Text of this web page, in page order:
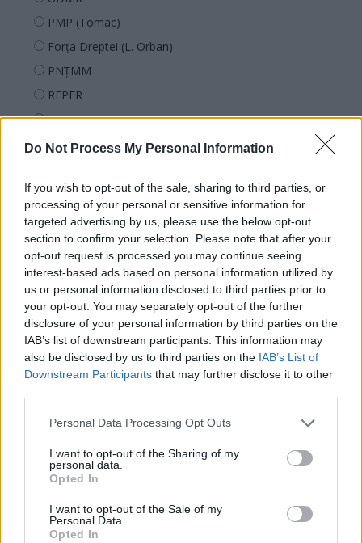
Do Not Process My Personal Information
If you wish to opt-out of the sale, sharing to third parties, or
processing of your personal or sensitive information for
targeted advertising by us, please use the below opt-out
section to confirm your selection. Please note that after your
opt-out request is processed you may continue seeing
interest-based ads based on personal information utilized by
us or personal information disclosed to third parties prior to
your opt-out. You may separately opt-out of the further
disclosure of your personal information by third parties on the
IAB’s list of downstream participants. This information may
also be disclosed by us to third parties on the IAB’s List of
Downstream Participants that may further disclose it to other
Personal Data Processing Opt Outs
I want to opt-out of the Sharing of my
personal data.
Opted In
I want to opt-out of the Sale of my
Personal Data.
Opted In
PMP (Tomac)
Forța Dreptei (L. Orban)
PNȚMM
REPER
SENS
SOS (Șoșoacă)
PACE (Peia)
Acțiunea Conservatoare (Târziu)
PDF (Lazarus)
PUSL (D. Voiculescu)
PNȚCD (Pavelescu)
PNCR (Terheș)
Partidul Patrioților (Surugiu)
FAR (Coarnă)
România pe Primul Loc (Ponta)
Arhiva sondajelor